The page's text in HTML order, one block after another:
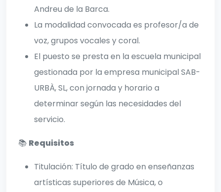
Andreu de la Barca.
La modalidad convocada es profesor/a de
voz, grupos vocales y coral.
El puesto se presta en la escuela municipal
gestionada por la empresa municipal SAB-
URBÀ, SL, con jornada y horario a
determinar según las necesidades del
servicio.
📚 Requisitos
Titulación: Título de grado en enseñanzas
artísticas superiores de Música, o